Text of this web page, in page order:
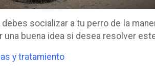
debes socializar a tu perro de la
una buena idea si desea resolver
y tratamiento